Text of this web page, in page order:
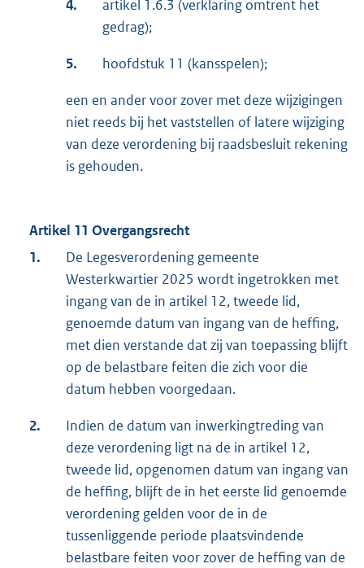
4.
artikel 1.6.3 (verklaring omtrent het
gedrag);
5. hoofdstuk 11 (kansspelen);
een en ander voor zover met deze wijzigingen
niet reeds bij het vaststellen of latere wijziging
van deze verordening bij raadsbesluit rekening
is gehouden.
Artikel 11 Overgangsrecht
1.
De Legesverordening gemeente
Westerkwartier 2025 wordt ingetrokken met
ingang van de in artikel 12, tweede lid,
genoemde datum van ingang van de heffing,
met dien verstande dat zij van toepassing blijft
op de belastbare feiten die zich voor die
datum hebben voorgedaan.
2.
Indien de datum van inwerkingtreding van
deze verordening ligt na de in artikel 12,
tweede lid, opgenomen datum van ingang van
de heffing, blijft de in het eerste lid genoemde
verordening gelden voor de in de
tussenliggende periode plaatsvindende
belastbare feiten voor zover de heffing van de